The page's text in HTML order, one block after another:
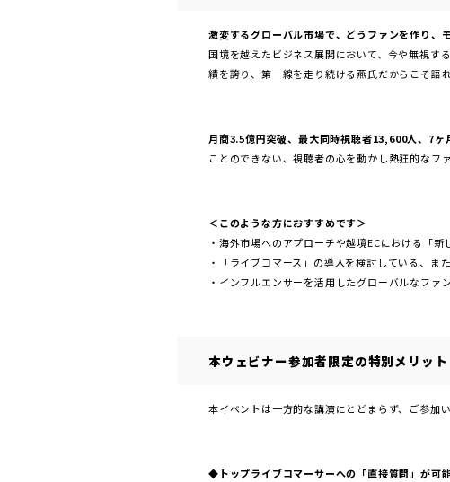
激変するグローバル市場で、どうファンを作り、
国境を越えたビジネス展開において、今や無視す
績を誇り、第一線を走り続ける燕氏だからこそ語
月商3.5億円突破、最大同時視聴者13,600人、7ヶ
ことのできない、視聴者の心を動かし熱狂的なフ
＜このような方におすすめです＞
・海外市場へのアプローチや越境ECにおける「
・「ライブコマース」の導入を検討している、ま
・インフルエンサーを活用したグローバルなフ
本ウェビナー参加者限定の特別メリット
本イベントは一方的な講演にとどまらず、ご参加
◆トップライブコマーサーへの「直接質問」が可